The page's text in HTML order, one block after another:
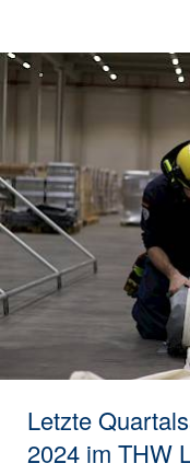
Letzte
2024 im THW